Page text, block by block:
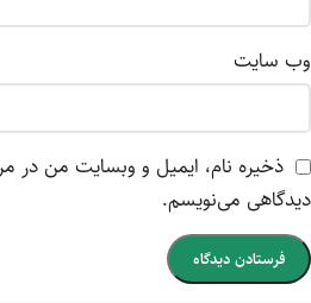
وب‌ سایت
ذخیره نام، ایمیل و وبسایت من در
دیدگاهی می‌نویسم.